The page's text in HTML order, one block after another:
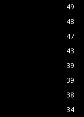
49
48
47
43
39
39
38
34